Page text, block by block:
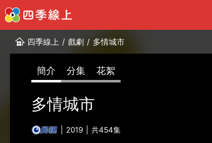
四季線上 / 戲劇 / 多情城市
簡介 分集 花絮
多情城市
2019 共454集